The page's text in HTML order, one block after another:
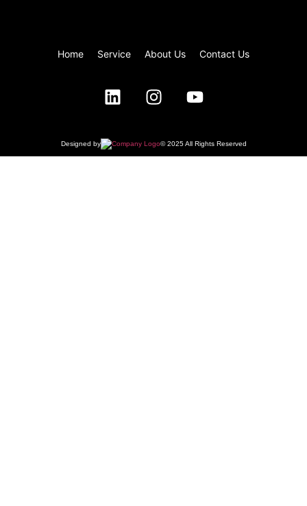
Home Service About Us Contact Us
Designed by © 2025 All Rights Reserved